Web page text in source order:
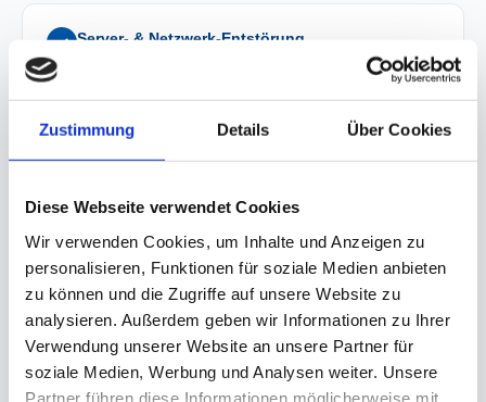
Zustimmung Details Über Cookies
Diese Webseite verwendet Cookies
Wir verwenden Cookies, um Inhalte und Anzeigen zu
personalisieren, Funktionen für soziale Medien anbieten
zu können und die Zugriffe auf unsere Website zu
analysieren. Außerdem geben wir Informationen zu Ihrer
Verwendung unserer Website an unsere Partner für
soziale Medien, Werbung und Analysen weiter. Unsere
Partner führen diese Informationen möglicherweise mit
Server- & Netzwerk-Entstörung
Serverausfälle, Netzwerkprobleme, DNS-Fehler, VPN-
Probleme – wir beheben Ausfälle auf Infrastrukturebene
schnell und nachhaltig.
Automatisiertes Patch-Management für Server, Clients
und Software – lückenlose Aktualität ohne
Betriebsunterbrechung.
Tägliche Prüfung Ihrer Backup-Jobs
, sofortige
Alarmierung bei Fehlern und schnelle